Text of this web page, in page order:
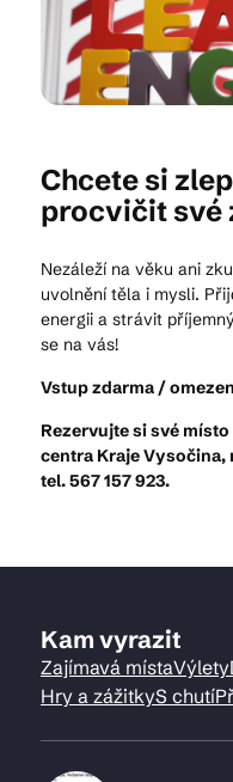
Kam vyrazit
CS
©
Chcete si
procvičit své
Nezáleží na věku ani
uvolnění těla i mysli.
energii a strávit
se na vás!
Vstup zdarma /
Rezervujte si své
centra Kraje Vysočina,
tel. 567 157 923.
Kam vyrazit
Zajímavá místaVýlety
Hry a zážitkyS chutí